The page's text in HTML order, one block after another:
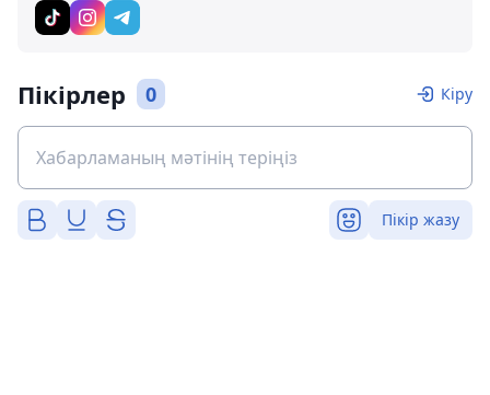
Пікірлер 0 Кіру
Пікір жазу